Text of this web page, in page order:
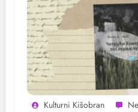
Kulturni Kišobran